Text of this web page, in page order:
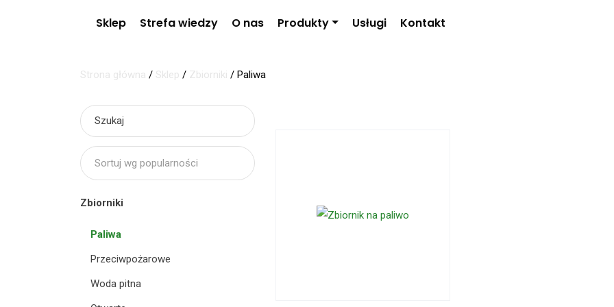
Sklep Strefa wiedzy O nas Produkty Usługi Kontakt
Strona główna / Sklep / Zbiorniki / Paliwa
Zbiorniki
Paliwa
Przeciwpożarowe
Woda pitna